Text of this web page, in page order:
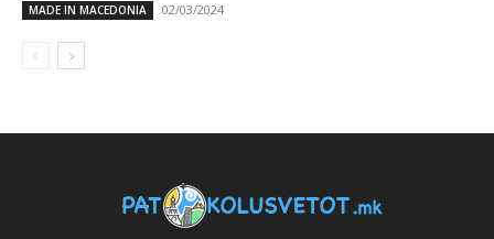
MADE IN MACEDONIA 02/03/2024